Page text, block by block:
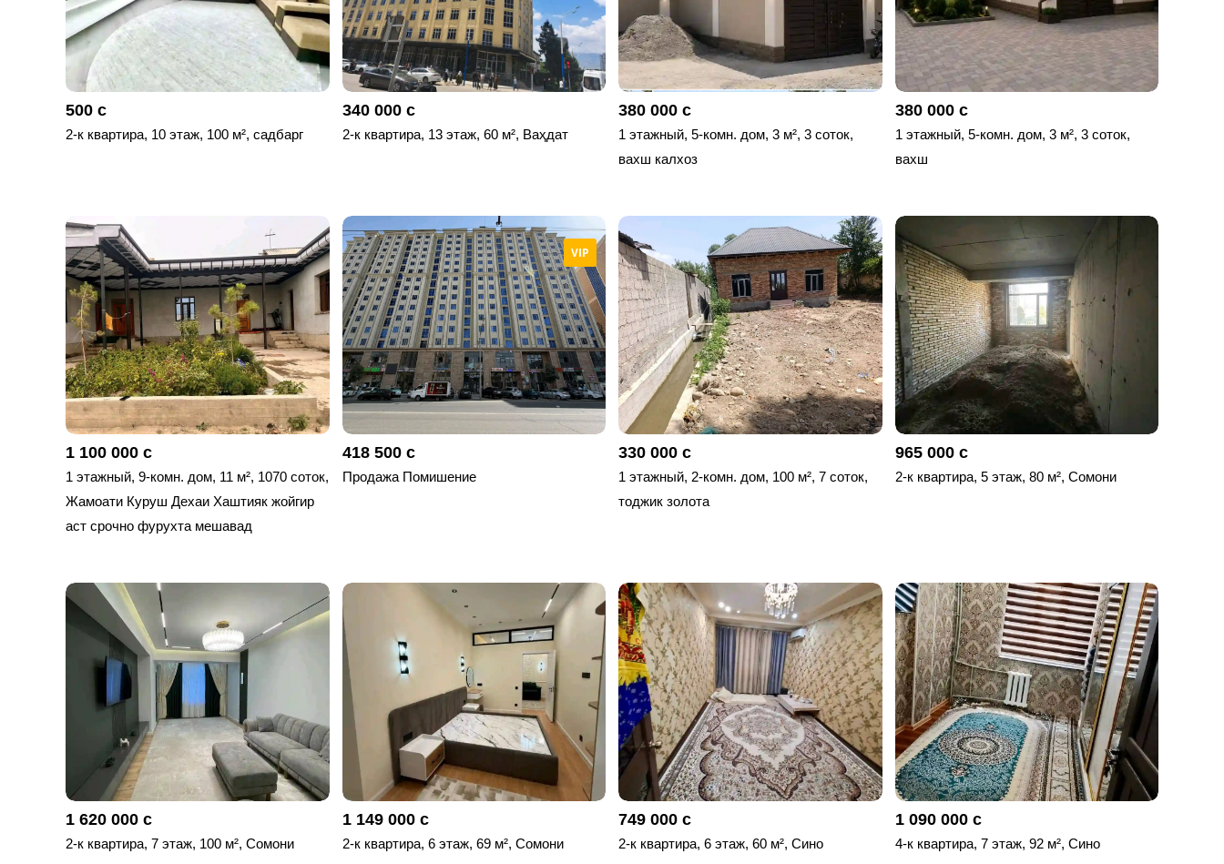
500 с
2-к квартира, 10 этаж, 100 м², садбарг
340 000 с
2-к квартира, 13 этаж, 60 м², Ваҳдат
380 000 с
1 этажный, 5-комн. дом, 3 м², 3 соток,
вахш калхоз
380 000 с
1 этажный, 5-комн. дом, 3 м², 3 соток,
вахш
1 100 000 с
1 этажный, 9-комн. дом, 11 м², 1070 соток,
Жамоати Куруш Дехаи Хаштияк жойгир
аст срочно фурухта мешавад
VIP
418 500 с
Продажа Помишение
330 000 с
1 этажный, 2-комн. дом, 100 м², 7 соток,
тоджик золота
965 000 с
2-к квартира, 5 этаж, 80 м², Сомони
1 620 000 с
2-к квартира, 7 этаж, 100 м², Сомони
1 149 000 с
2-к квартира, 6 этаж, 69 м², Сомони
749 000 с
2-к квартира, 6 этаж, 60 м², Сино
1 090 000 с
4-к квартира, 7 этаж, 92 м², Сино